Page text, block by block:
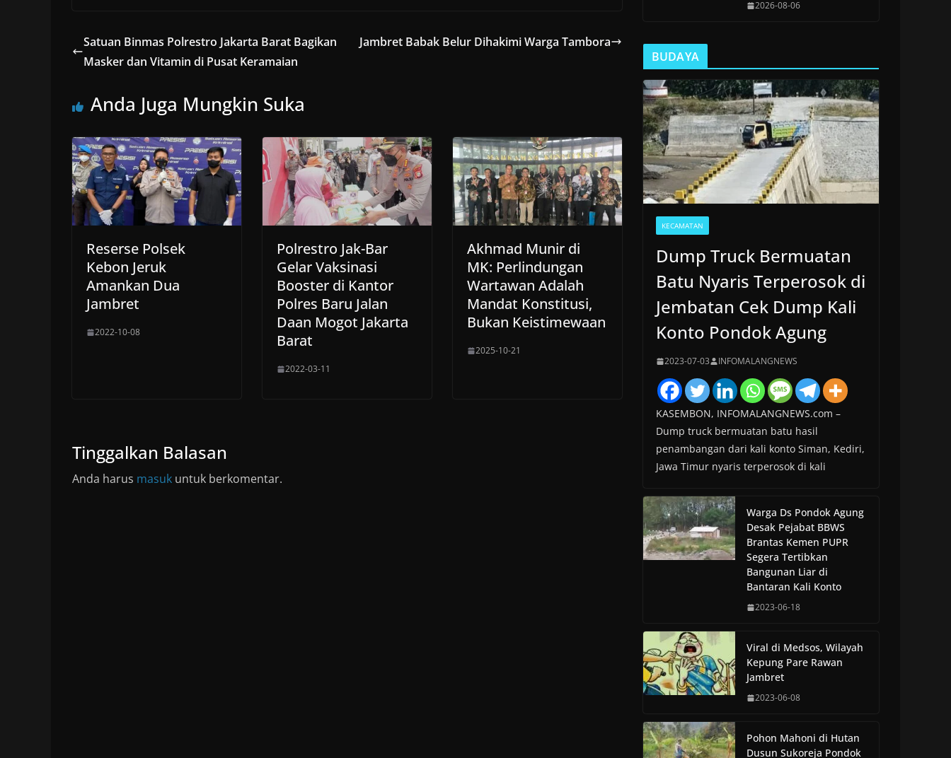
Satuan Binmas Polrestro Jakarta Barat Bagikan
Masker dan Vitamin di Pusat Keramaian
Jambret Babak Belur Dihakimi Warga Tambora
Anda Juga Mungkin Suka
Reserse Polsek
Kebon Jeruk
Amankan Dua
Jambret
2022-10-08
Polrestro Jak-Bar
Gelar Vaksinasi
Booster di Kantor
Polres Baru Jalan
Daan Mogot Jakarta
Barat
2022-03-11
Akhmad Munir di
MK: Perlindungan
Wartawan Adalah
Mandat Konstitusi,
Bukan Keistimewaan
2025-10-21
Tinggalkan Balasan
Anda harus masuk untuk berkomentar.
2026-08-06
BUDAYA
KECAMATAN
Dump Truck Bermuatan
Batu Nyaris Terperosok di
Jembatan Cek Dump Kali
Konto Pondok Agung
2023-07-03 INFOMALANGNEWS
KASEMBON, INFOMALANGNEWS.com –
Dump truck bermuatan batu hasil
penambangan dari kali konto Siman, Kediri,
Jawa Timur nyaris terperosok di kali
Warga Ds Pondok Agung
Desak Pejabat BBWS
Brantas Kemen PUPR
Segera Tertibkan
Bangunan Liar di
Bantaran Kali Konto
2023-06-18
Viral di Medsos, Wilayah
Kepung Pare Rawan
Jambret
2023-06-08
Pohon Mahoni di Hutan
Dusun Sukoreja Pondok